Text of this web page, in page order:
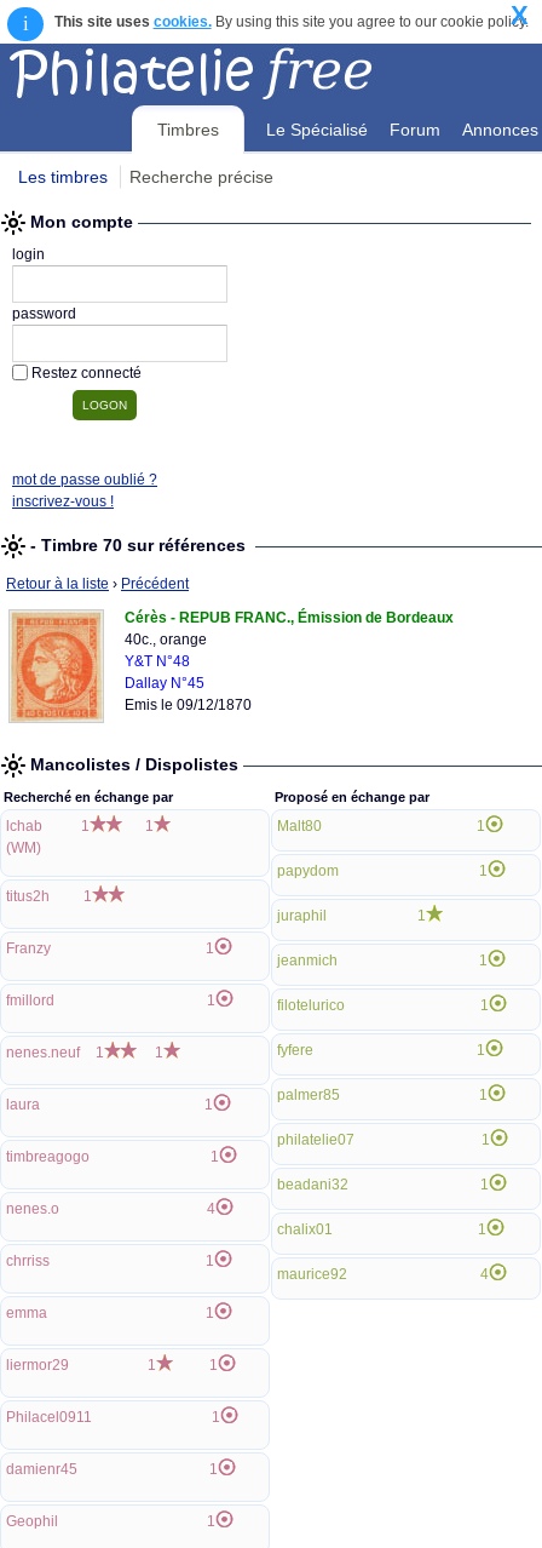
i This site uses cookies.By using this site you agree to our cookie policy.
X
Timbres Le Spécialisé Forum Annonces
Les timbres Recherche précise
Mon compte
login
password
Restez connecté
mot de passe oublié ?
inscrivez-vous !
- Timbre 70 sur références
Retour à la liste › Précédent
Cérès - REPUB FRANC., Émission de Bordeaux
40c., orange
Y&T N°48
Dallay N°45
Emis le 09/12/1870
Mancolistes / Dispolistes
Recherché en échange par
lchab
(WM)
1 1
titus2h 1
Franzy 1
fmillord 1
nenes.neuf 1 1
laura 1
timbreagogo 1
nenes.o 4
chrriss 1
emma 1
liermor29 1 1
Philacel0911 1
damienr45 1
Geophil 1
Proposé en échange par
Malt80 1
papydom 1
juraphil 1
jeanmich 1
filotelurico 1
fyfere 1
palmer85 1
philatelie07 1
beadani32 1
chalix01 1
maurice92 4